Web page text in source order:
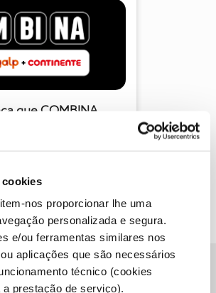
nos proporcionar lhe uma
personalizada e segura.
e/ou ferramentas similares nos
aplicações que são necessários
técnico (cookies
prestação de serviço).
que COMBINA
novidades de junho